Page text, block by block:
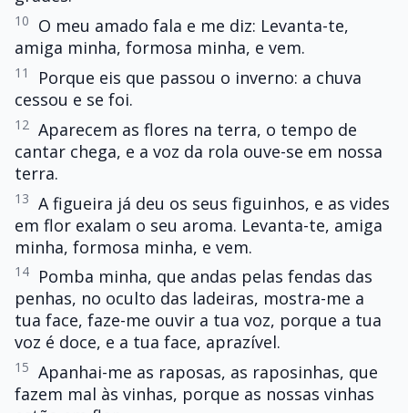
10
O meu amado fala e me diz: Levanta-te,
amiga minha, formosa minha, e vem.
11
Porque eis que passou o inverno: a chuva
cessou e se foi.
12 Aparecem as flores na terra, o tempo de
cantar chega, e a voz da rola ouve-se em nossa
terra.
13 A figueira já deu os seus figuinhos, e as vides
em flor exalam o seu aroma. Levanta-te, amiga
minha, formosa minha, e vem.
14
Pomba minha, que andas pelas fendas das
penhas, no oculto das ladeiras, mostra-me a
tua face, faze-me ouvir a tua voz, porque a tua
voz é doce, e a tua face, aprazível.
15 Apanhai-me as raposas, as raposinhas, que
fazem mal às vinhas, porque as nossas vinhas